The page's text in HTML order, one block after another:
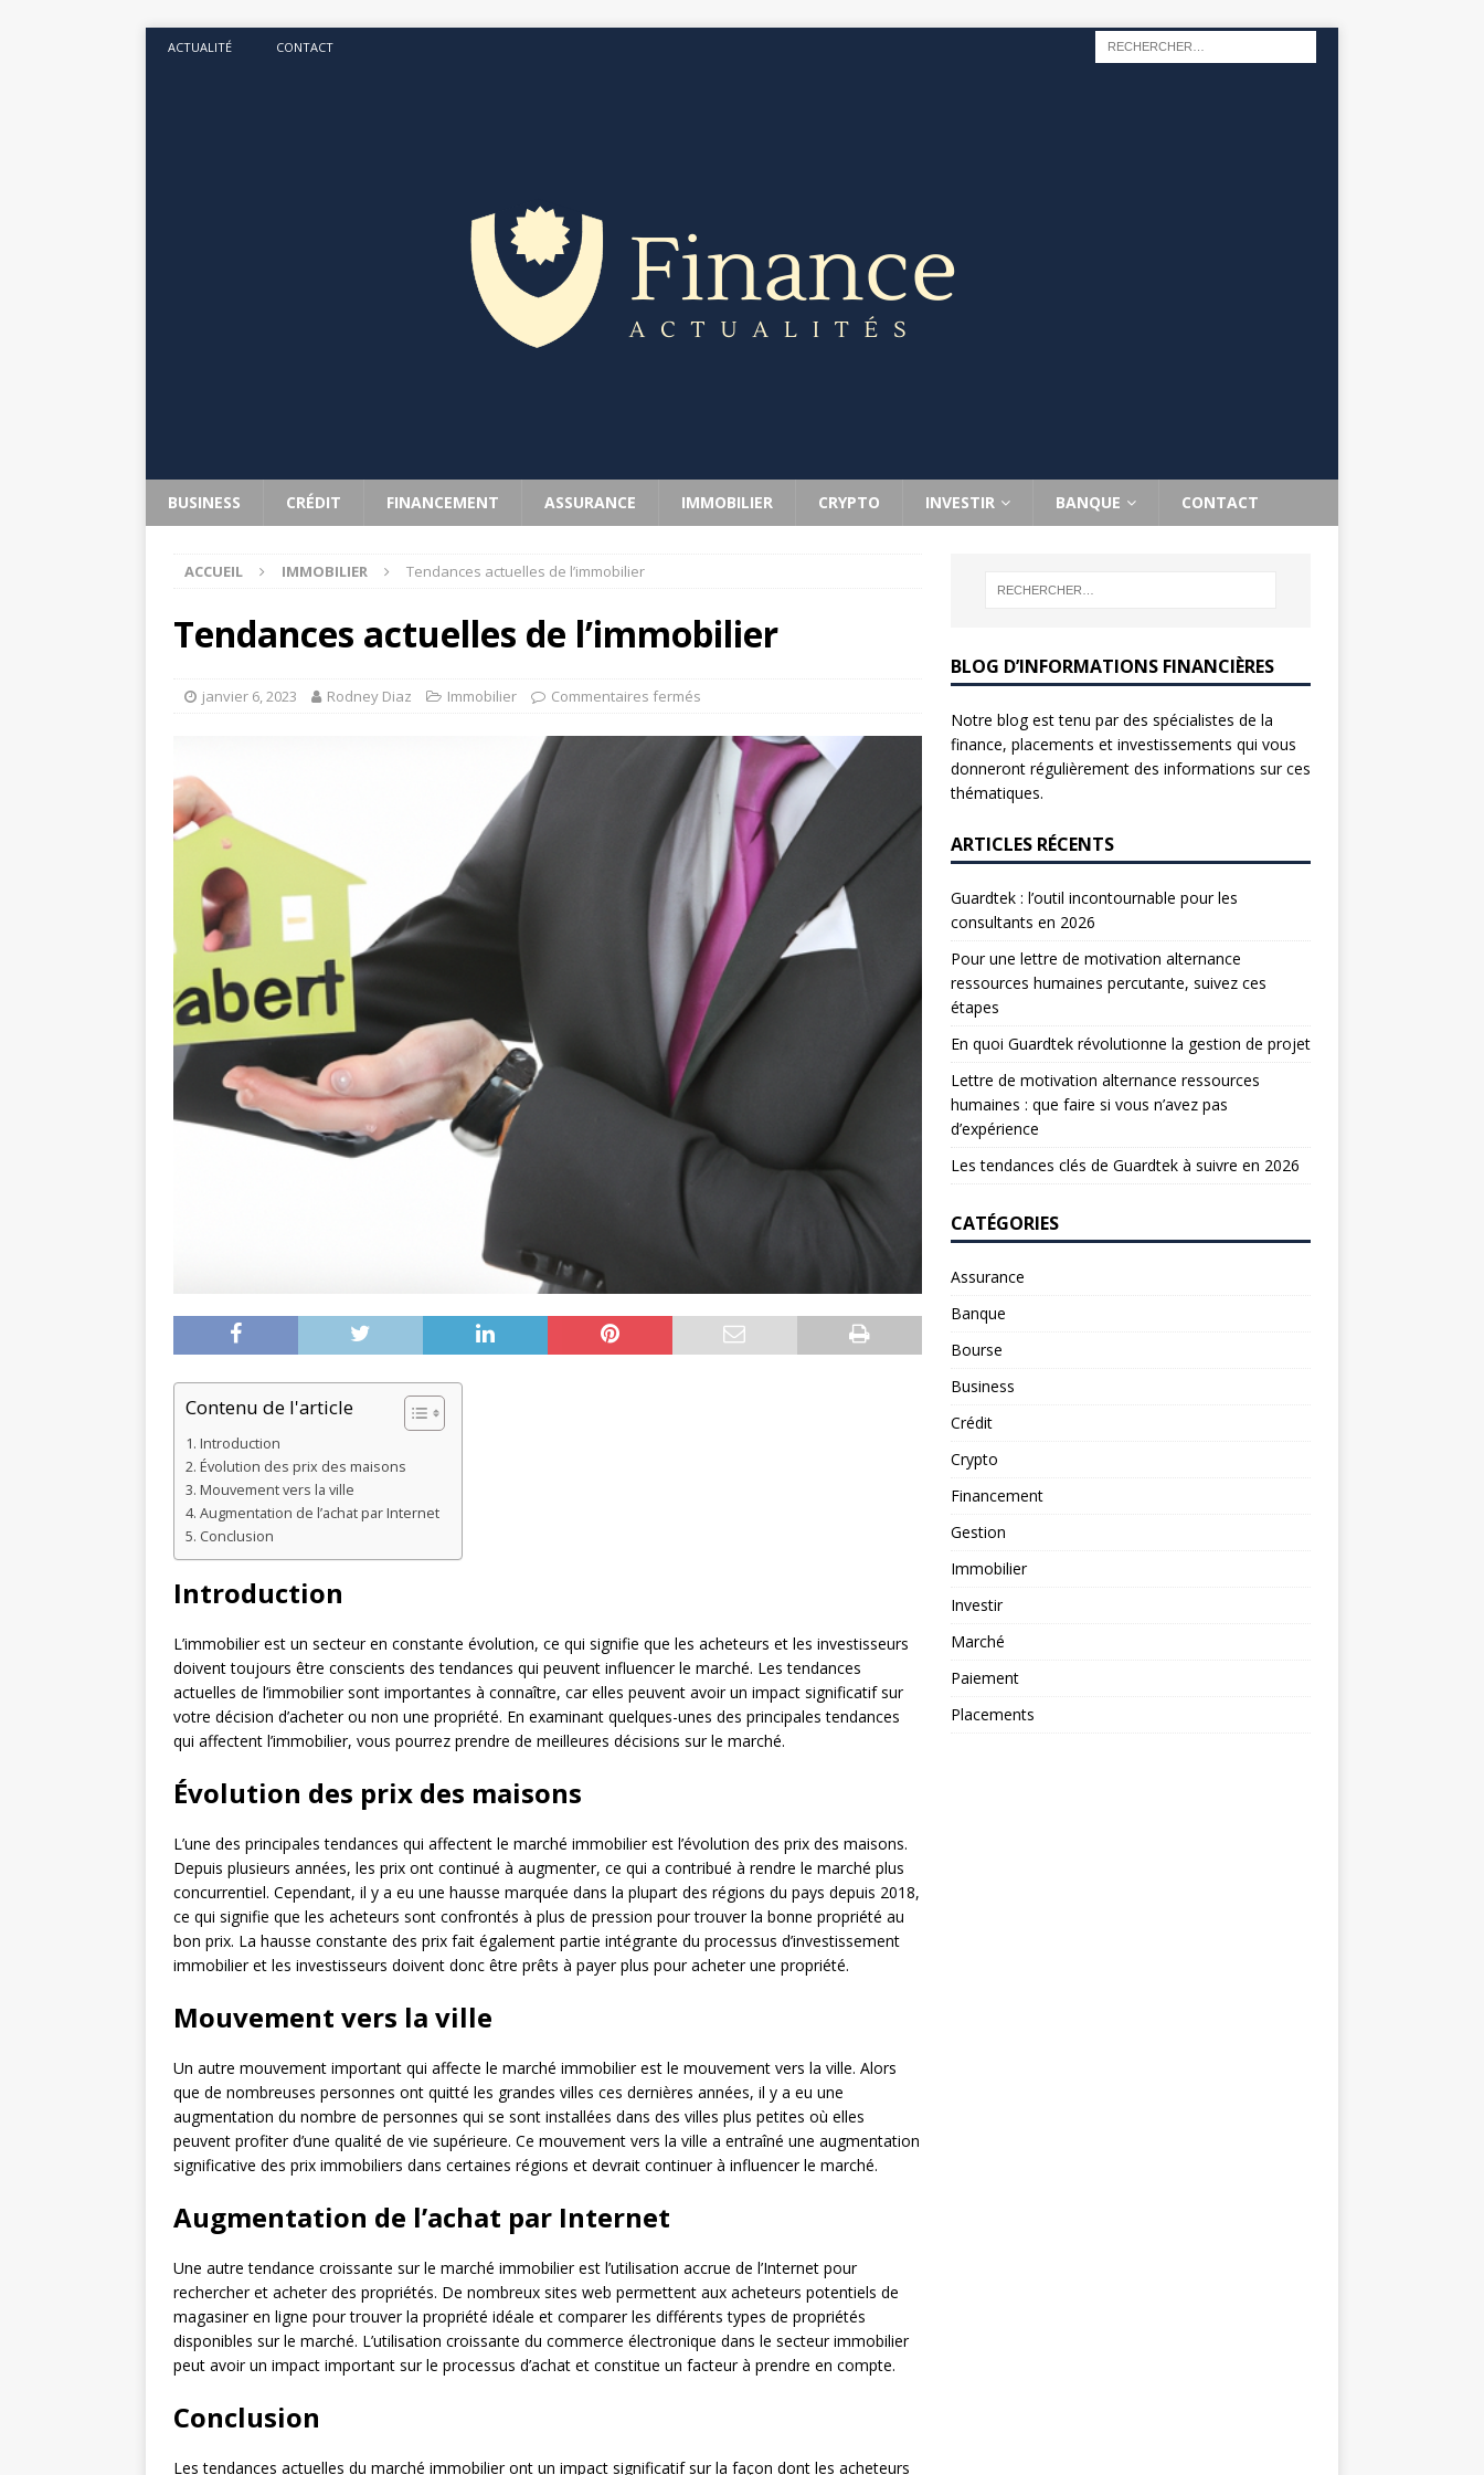
ACTUALITÉ CONTACT
BUSINESS CRÉDIT FINANCEMENT ASSURANCE IMMOBILIER CRYPTO INVESTIR BANQUE CONTACT
ACCUEIL IMMOBILIER Tendances actuelles de l’immobilier
Tendances actuelles de l’immobilier
janvier 6, 2023 Rodney Diaz Immobilier Commentaires fermés
Contenu de l'article
Introduction
Évolution des prix des maisons
Mouvement vers la ville
Augmentation de l’achat par Internet
Conclusion
Introduction
L’immobilier est un secteur en constante évolution, ce qui signifie que les acheteurs et les investisseurs
doivent toujours être conscients des tendances qui peuvent influencer le marché. Les tendances
actuelles de l’immobilier sont importantes à connaître, car elles peuvent avoir un impact significatif sur
votre décision d’acheter ou non une propriété. En examinant quelques-unes des principales tendances
qui affectent l’immobilier, vous pourrez prendre de meilleures décisions sur le marché.
Évolution des prix des maisons
L’une des principales tendances qui affectent le marché immobilier est l’évolution des prix des maisons.
Depuis plusieurs années, les prix ont continué à augmenter, ce qui a contribué à rendre le marché plus
concurrentiel. Cependant, il y a eu une hausse marquée dans la plupart des régions du pays depuis 2018,
ce qui signifie que les acheteurs sont confrontés à plus de pression pour trouver la bonne propriété au
bon prix. La hausse constante des prix fait également partie intégrante du processus d’investissement
immobilier et les investisseurs doivent donc être prêts à payer plus pour acheter une propriété.
Mouvement vers la ville
Un autre mouvement important qui affecte le marché immobilier est le mouvement vers la ville. Alors
que de nombreuses personnes ont quitté les grandes villes ces dernières années, il y a eu une
augmentation du nombre de personnes qui se sont installées dans des villes plus petites où elles
peuvent profiter d’une qualité de vie supérieure. Ce mouvement vers la ville a entraîné une augmentation
significative des prix immobiliers dans certaines régions et devrait continuer à influencer le marché.
Augmentation de l’achat par Internet
Une autre tendance croissante sur le marché immobilier est l’utilisation accrue de l’Internet pour
rechercher et acheter des propriétés. De nombreux sites web permettent aux acheteurs potentiels de
magasiner en ligne pour trouver la propriété idéale et comparer les différents types de propriétés
disponibles sur le marché. L’utilisation croissante du commerce électronique dans le secteur immobilier
peut avoir un impact important sur le processus d’achat et constitue un facteur à prendre en compte.
Conclusion
Les tendances actuelles du marché immobilier ont un impact significatif sur la façon dont les acheteurs
BLOG D’INFORMATIONS FINANCIÈRES
Notre blog est tenu par des spécialistes de la
finance, placements et investissements qui vous
donneront régulièrement des informations sur ces
thématiques.
ARTICLES RÉCENTS
Guardtek : l’outil incontournable pour les
consultants en 2026
Pour une lettre de motivation alternance
ressources humaines percutante, suivez ces
étapes
En quoi Guardtek révolutionne la gestion de projet
Lettre de motivation alternance ressources
humaines : que faire si vous n’avez pas
d’expérience
Les tendances clés de Guardtek à suivre en 2026
CATÉGORIES
Assurance
Banque
Bourse
Business
Crédit
Crypto
Financement
Gestion
Immobilier
Investir
Marché
Paiement
Placements